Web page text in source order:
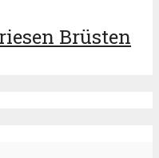
Brüsten